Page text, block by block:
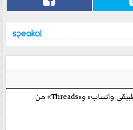
أسباب حذف تطبيقى واتساب» و«Threads» من